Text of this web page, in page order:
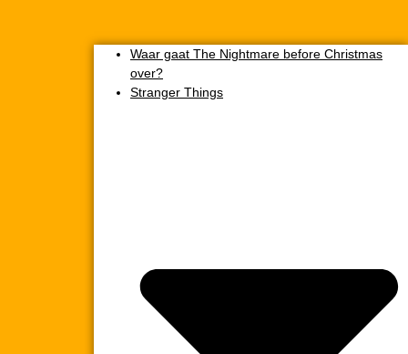
Waar gaat The Nightmare before Christmas
over?
Stranger Things